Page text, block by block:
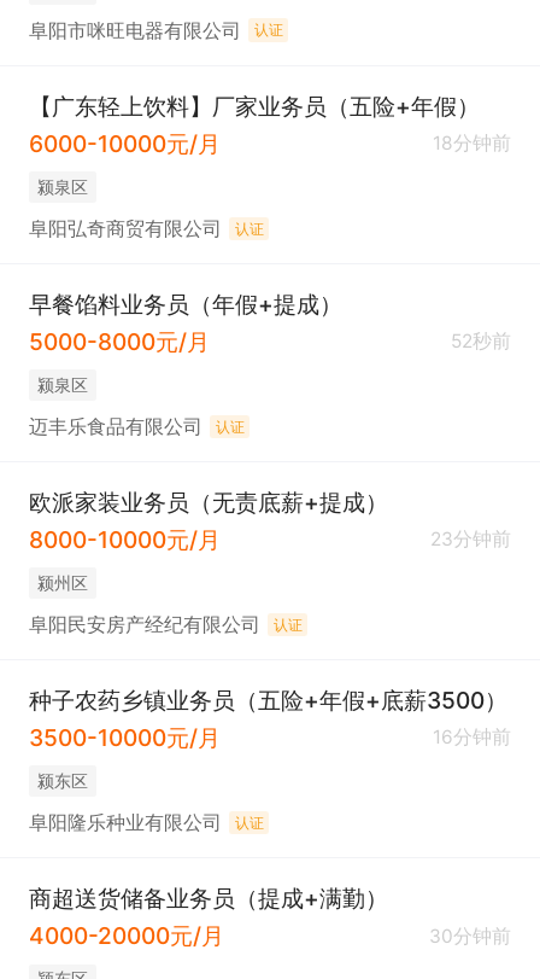
全职涯培训体系，帮你提升个人营销、团队管理能力
●全流程为你转型护航 更放心
从加入到长期发展的不同阶段，支持多种津贴保障，
全流程守护你的转行发展梦想
给你成功的勇气
越
给你拓客的场景
配置沉浸式养老、健康多种销售体验场景，助力高端
给你舒适的氛围
配有舒适的办公环境、优秀的事业伙伴，助你成为更
优秀的自己
给你足够的保障
享有意外险、医疗险、定期寿险、个人养老公积金、
养老补贴、长期服务奖等福利待遇，助你实现终身事
阜阳市咪旺电器有限公司 认证
【广东轻上饮料】厂家业务员（五险+年假）
6000-10000元/月
18分钟前
颍泉区
阜阳弘奇商贸有限公司 认证
早餐馅料业务员（年假+提成）
5000-8000元/月
52秒前
颍泉区
迈丰乐食品有限公司 认证
欧派家装业务员（无责底薪+提成）
8000-10000元/月
23分钟前
颍州区
阜阳民安房产经纪有限公司 认证
种子农药乡镇业务员（五险+年假+底薪3500）
3500-10000元/月
16分钟前
颍东区
阜阳隆乐种业有限公司 认证
商超送货储备业务员（提成+满勤）
4000-20000元/月
30分钟前